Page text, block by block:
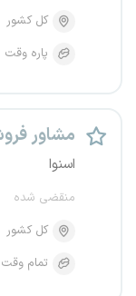
کل کشور
پاره وقت
مشاور
اسنوا
منقضی شده
کل کشور
تمام وقت